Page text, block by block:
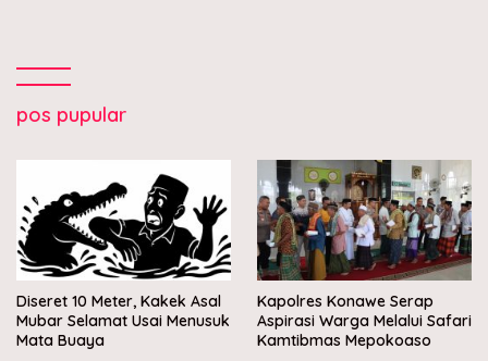
pos pupular
Diseret 10 Meter, Kakek Asal
Mubar Selamat Usai Menusuk
Mata Buaya
Kapolres Konawe Serap
Aspirasi Warga Melalui Safari
Kamtibmas Mepokoaso